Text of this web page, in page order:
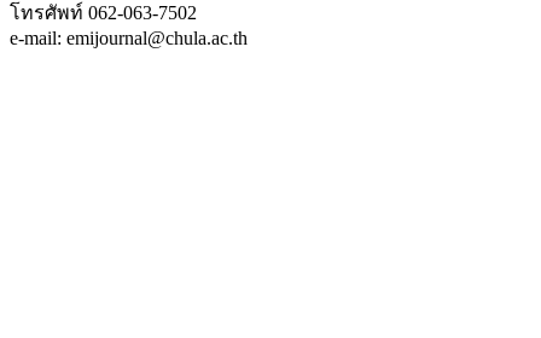
โทรศัพท์ 062-063-7502
e-mail: emijournal@chula.ac.th